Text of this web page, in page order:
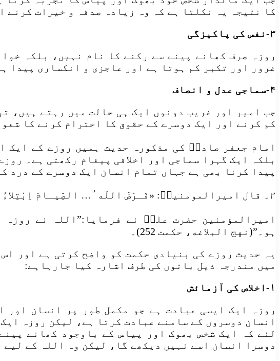
کا نتیجہ یہ نکلتا ہے کہ وہ زیادہ صدقہ و خیرات کرنے
۳-نفس کی پاکیزگی
روزہ صرف کھانے پینے سے رکنے کا نام نہیں، بلکہ
غرور اور تکبر کم ہوتا ہے اور عاجزی و انکساری پیدا
۴-سماجی عدل و انصاف
جب امیر اور غریب دونوں ایک ہی حالت میں رہتے ہیں،
کم کرنے اور ایک دوسرے کے حقوق کا احترام کرنے کا
امام جعفر صادقؑ کی مذکورہ حدیث ہمیں روزے کے ایک
بلکہ ایک گہرا سماجی اور اخلاقی پیغام رکھتی ہے۔
پیدا کرنا بھی ہے جہاں تمام انسان ایک دوسرے کے درد
۳۔ قال اميرالمومنينؑ: «فَـرَضَ اللّه ُ… الصِّيـامَ اِبْتِلاءً لاِخْلاصِ الْخَلْقِ»
امیرالمؤمنین حضرت علیؑ نے فرمایا:”اللہ نے
ہو۔”(نهج البلاغه، حكمت 252)۔
یہ حدیث روزے کی بنیادی حکمت کو واضح کرتی ہے اور
میں مندرجہ ذیل باتوں کی طرف اشارہ کیا جارہاہے:
۱-اخلاص کی آزمائش
روزہ ایک ایسی عبادت ہے جو مکمل طور پر انسان اور
انسان دوسروں کے سامنے عبادت کرتا ہے، لیکن روزہ
لئے کہ ایک شخص بھوک اور پیاس کے باوجود کھانے
دوسرا انسان اسے نہیں دیکھے گا، لیکن وہ اللہ کے لیے